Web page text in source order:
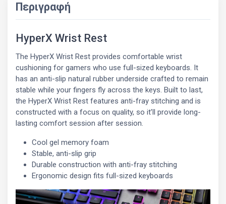
Περιγραφή
HyperX Wrist Rest
The HyperX Wrist Rest provides comfortable wrist
cushioning for gamers who use full-sized keyboards. It
has an anti-slip natural rubber underside crafted to remain
stable while your fingers fly across the keys. Built to last,
the HyperX Wrist Rest features anti-fray stitching and is
constructed with a focus on quality, so it’ll provide long-
lasting comfort session after session.
Cool gel memory foam
Stable, anti-slip grip
Durable construction with anti-fray stitching
Ergonomic design fits full-sized keyboards